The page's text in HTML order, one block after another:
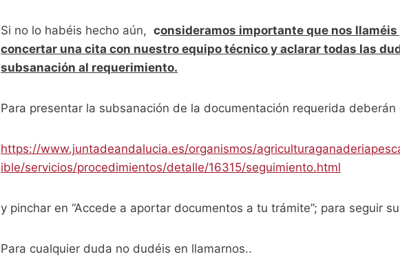
Si no lo habéis hecho aún, consideramos importante que nos
concertar una cita con nuestro equipo técnico y aclarar todas las
subsanación al requerimiento.
Para presentar la subsanación de la documentación requerida deberán
https://www.juntadeandalucia.es/organismos/
ible/servicios/procedimientos/detalle/16315/seguimiento.html
y pinchar en “Accede a aportar documentos a tu trámite”; para seguir
Para cualquier duda no dudéis en llamarnos..